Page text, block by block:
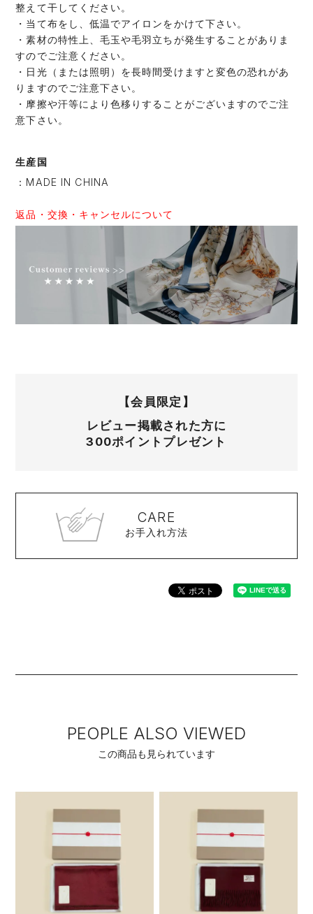
整えて干してください。
・当て布をし、低温でアイロンをかけて下さい。
・素材の特性上、毛玉や毛羽立ちが発生することがありま
すのでご注意ください。
・日光（または照明）を長時間受けますと変色の恐れがあ
りますのでご注意下さい。
・摩擦や汗等により色移りすることがございますのでご注
意下さい。
生産国
：MADE IN CHINA
返品・交換・キャンセルについて
【会員限定】
レビュー掲載された方に
300ポイントプレゼント
CARE
お手入れ方法
PEOPLE ALSO VIEWED
この商品も見られています